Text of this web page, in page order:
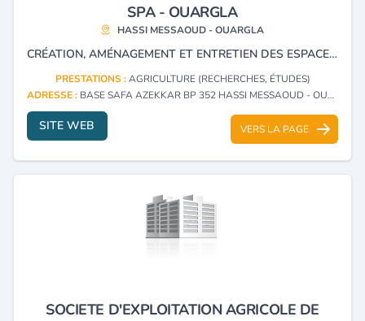
SPA - OUARGLA
HASSI MESSAOUD - OUARGLA
CRÉATION, AMÉNAGEMENT ET ENTRETIEN DES ESPACES VERTS, PRODUCTION DES PLANTES D'ORNEMENT, FLEURS, SYLVICULTURE ET HORTICULTEURS.
PRESTATIONS :AGRICULTURE (RECHERCHES, ÉTUDES)
ADRESSE : BASE SAFA AZEKKAR BP 352 HASSI MESSAOUD - OUARGLA
SITE WEB VERS LA PAGE
SOCIETE D'EXPLOITATION AGRICOLE DE